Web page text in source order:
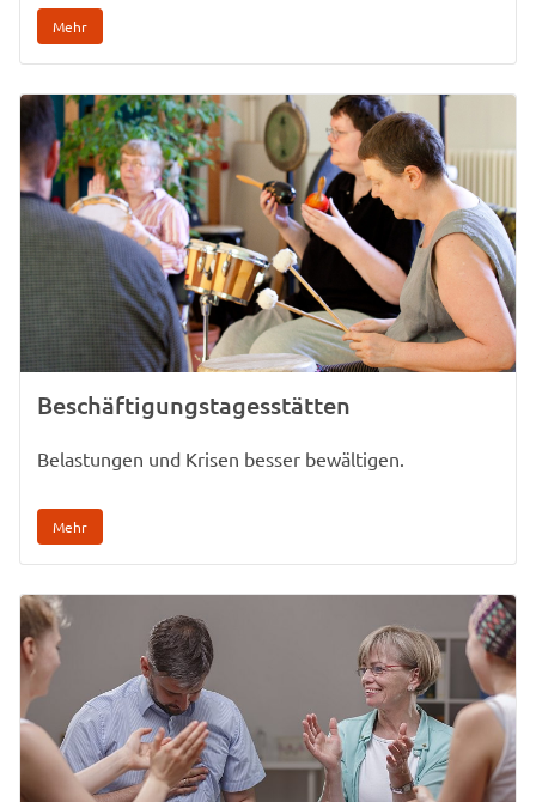
Mehr
Beschäftigungstagesstätten
Belastungen und Krisen besser bewältigen.
Mehr